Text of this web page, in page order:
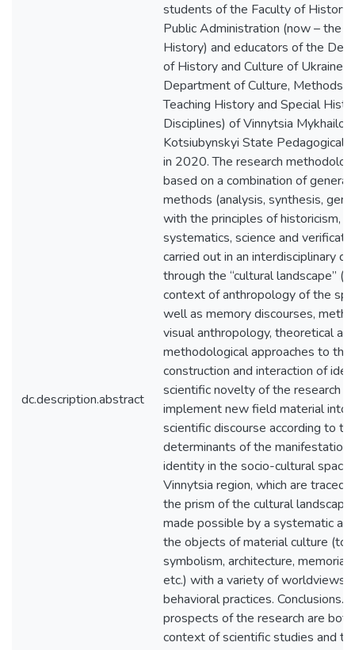
dc.description.abstract
students of the Faculty of History,
Public Administration (now – the
History) and educators of the
of History and Culture of Ukraine
Department of Culture, Methods
Teaching History and Special
Disciplines) of Vinnytsia Mykhailo
Kotsiubynskyi State Pedagogical
in 2020. The research
based on a combination of
methods (analysis, synthesis,
with the principles of historicism,
systematics, science and
carried out in an interdisciplinary
through the “cultural landscape”
context of anthropology of the
well as memory discourses,
visual anthropology, theoretical
methodological approaches to the
construction and interaction of
scientific novelty of the research
implement new field material into
scientific discourse according to
determinants of the manifestation
identity in the socio-cultural space
Vinnytsia region, which are traced
the prism of the cultural
made possible by a systematic
the objects of material culture
symbolism, architecture, memorial
etc.) with a variety of worldviews
behavioral practices. Conclusions.
prospects of the research are
context of scientific studies and